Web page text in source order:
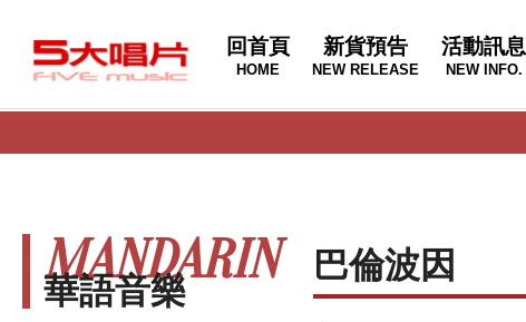
回首頁
HOME
新貨預告
NEW RELEASE
活動訊息
NEW INFO.
華語音樂
MANDARIN 巴倫波因